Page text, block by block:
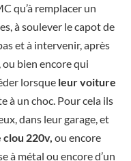
qu’à remplacer un
à soulever le capot de
et à intervenir, après
ou bien encore qui
lorsque leur voiture
à un choc. Pour cela ils
dans leur garage, et
220v, ou encore
à métal ou encore d’un